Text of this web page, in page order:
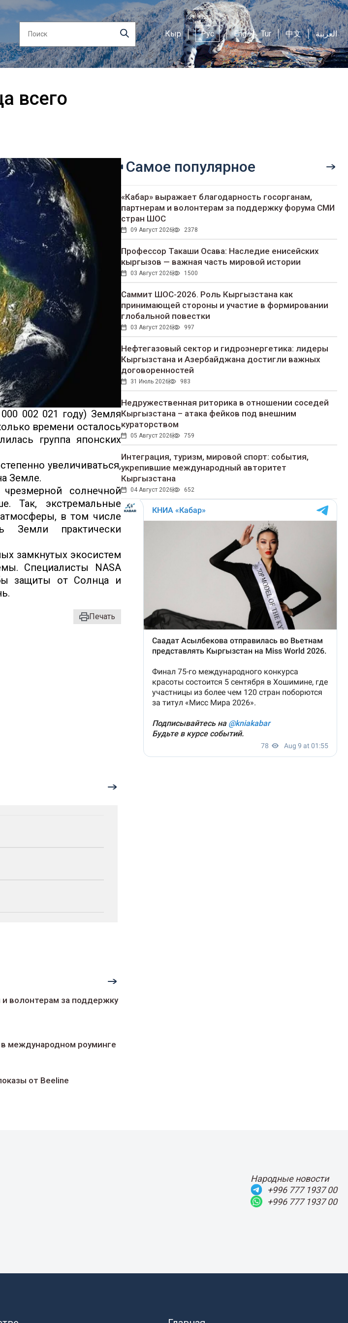
Кыр Рус Eng Tur 中文 العربية
всего
002 021 году) Земля
времени осталось
группа японских
увеличиваться,
Земле.
солнечной
Так, экстремальные
в том числе
Земли практически
замкнутых экосистем
Специалисты NASA
защиты от Солнца и
Печать
Самое популярное
«Кабар» выражает благодарность госорганам,
партнерам и волонтерам за поддержку форума СМИ
стран ШОС
09 Август 2026 2378
Профессор Такаши Осава: Наследие енисейских
кыргызов — важная часть мировой истории
03 Август 2026 1500
Саммит ШОС-2026. Роль Кыргызстана как
принимающей стороны и участие в формировании
глобальной повестки
03 Август 2026 997
Нефтегазовый сектор и гидроэнергетика: лидеры
Кыргызстана и Азербайджана достигли важных
договоренностей
31 Июль 2026 983
Недружественная риторика в отношении соседей
Кыргызстана – атака фейков под внешним
кураторством
05 Август 2026 759
Интеграция, туризм, мировой спорт: события,
укрепившие международный авторитет
Кыргызстана
04 Август 2026 652
и волонтерам за поддержку
в международном роуминге
от Beeline
Народные новости
+996 777 1937 00
+996 777 1937 00